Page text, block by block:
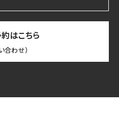
はこちら
合わせ）